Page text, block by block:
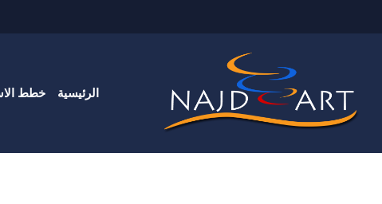
الرئيسية خطط